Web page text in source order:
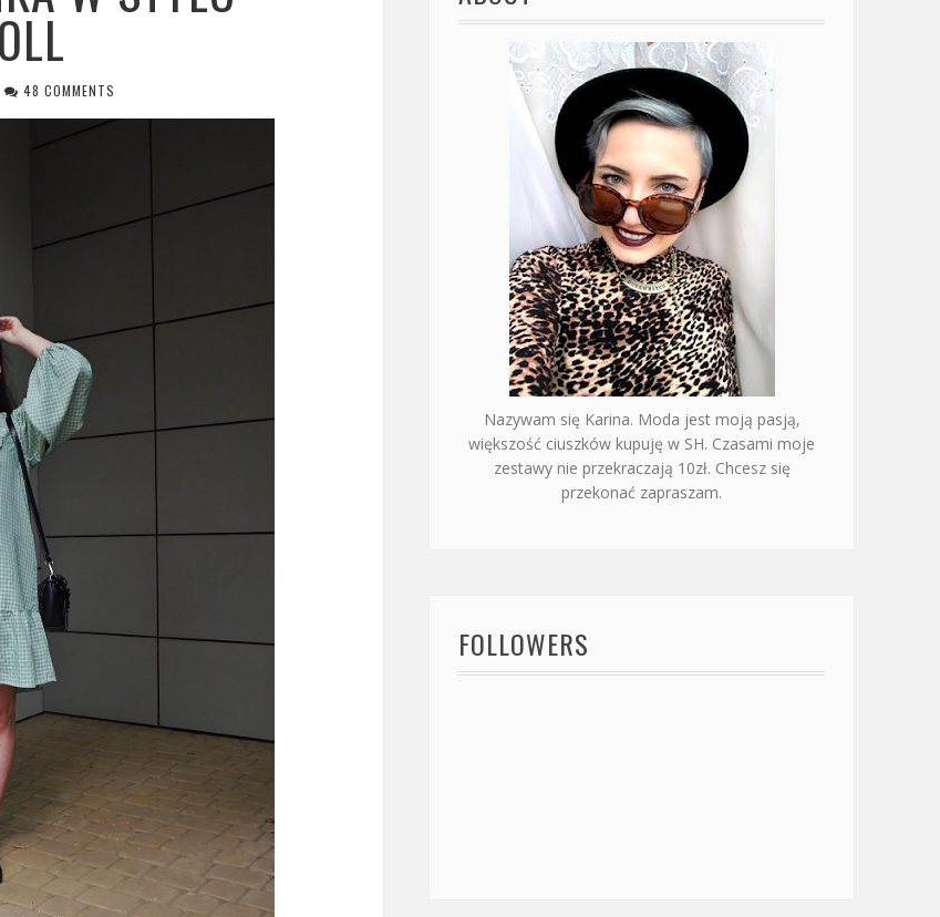
48 COMMENTS
Nazywam się Karina. Moda jest moją pasją,
większość ciuszków kupuję w SH. Czasami moje
zestawy nie przekraczają 10zł. Chcesz się
przekonać zapraszam.
FOLLOWERS